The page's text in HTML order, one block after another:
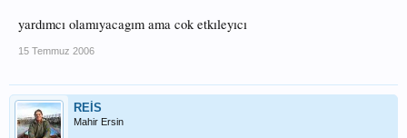
yardımcı olamıyacagım ama cok etkıleyıcı
15 Temmuz 2006
REİS
Mahir Ersin